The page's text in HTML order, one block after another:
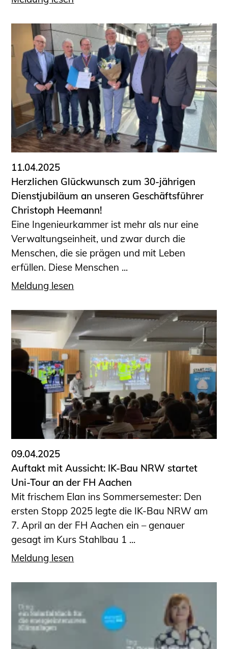
11.04.2025
Herzlichen Glückwunsch zum 30-jährigen
Dienstjubiläum an unseren Geschäftsführer
Christoph Heemann!
Eine Ingenieurkammer ist mehr als nur eine
Verwaltungseinheit, und zwar durch die
Menschen, die sie prägen und mit Leben
erfüllen. Diese Menschen ...
Meldung lesen
09.04.2025
Auftakt mit Aussicht: IK-Bau NRW startet
Uni-Tour an der FH Aachen
Mit frischem Elan ins Sommersemester: Den
ersten Stopp 2025 legte die IK-Bau NRW am
7. April an der FH Aachen ein – genauer
gesagt im Kurs Stahlbau 1 ...
Meldung lesen